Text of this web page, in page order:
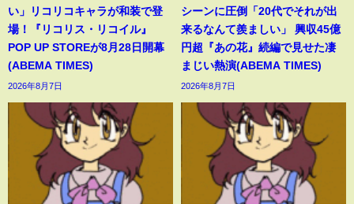
い」リコリコキャラが和装で登
場！『リコリス・リコイル』
POP UP STOREが8月28日開幕
(ABEMA TIMES)
2026年8月7日
シーンに圧倒「20代でそれが出
来るなんて羨ましい」 興収45億
円超『あの花』続編で見せた凄
まじい熱演(ABEMA TIMES)
2026年8月7日